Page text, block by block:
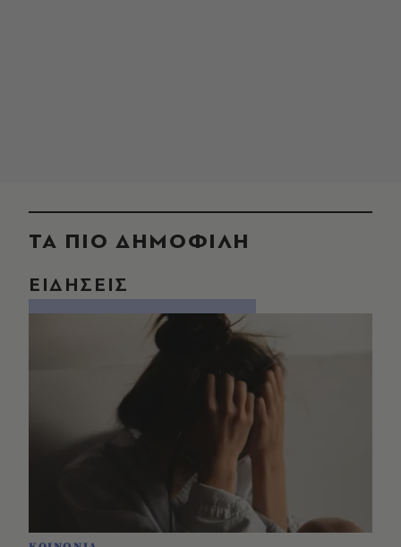
ΤΑ ΠΙΟ ΔΗΜΟΦΙΛΗ
ΕΙΔΗΣΕΙΣ